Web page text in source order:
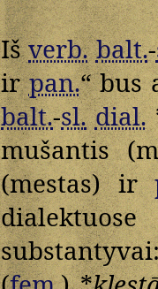
Išverb. balt.-
irpan.“ bus
balt.-sl. dial.
mušantis
(mestas) ir